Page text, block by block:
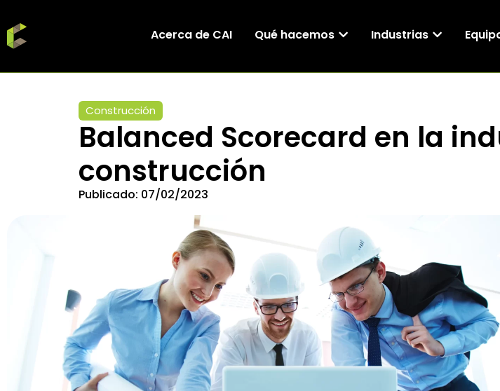
Acerca de CAI Qué hacemos Industrias
Construcción
Balanced Scorecard en la
construcción
Publicado: 07/02/2023